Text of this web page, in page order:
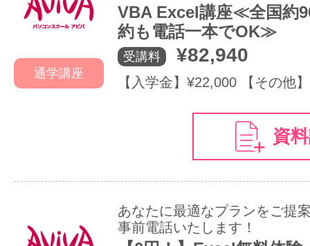
通学講座
VBA Excel講座≪全国約
約も電話一本でOK≫
受講料 ¥82,940
【入学金】¥22,000 【その他
資
あなたに最適なプランをご提
事前電話いたします！